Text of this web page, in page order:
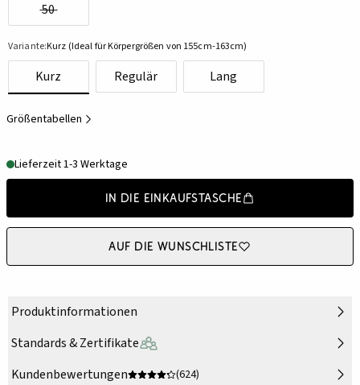
50
Variante:Kurz (Ideal für Körpergrößen von 155cm-163cm)
Kurz Regulär Lang
Größentabellen
Lieferzeit 1-3 Werktage
In die Einkaufstasche
Auf die Wunschliste
Produktinformationen
Standards & Zertifikate
Kundenbewertungen
(624)